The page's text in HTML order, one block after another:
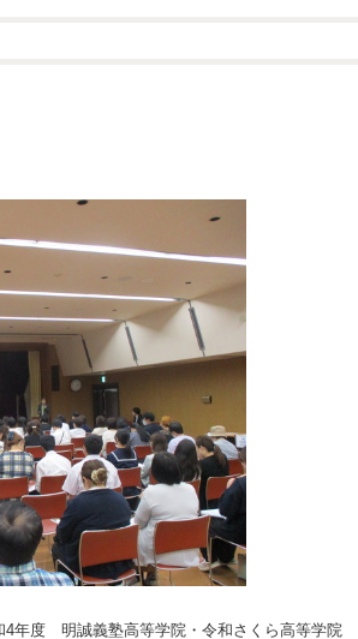
4年度 明誠義塾高等学院・令和さくら高等学院